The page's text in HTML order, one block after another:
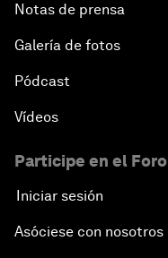
Notas de prensa
Galería de fotos
Pódcast
Vídeos
Participe en el Foro
Iniciar sesión
Asóciese con nosotros